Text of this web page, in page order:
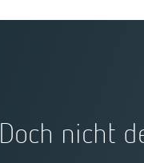
Doch nicht